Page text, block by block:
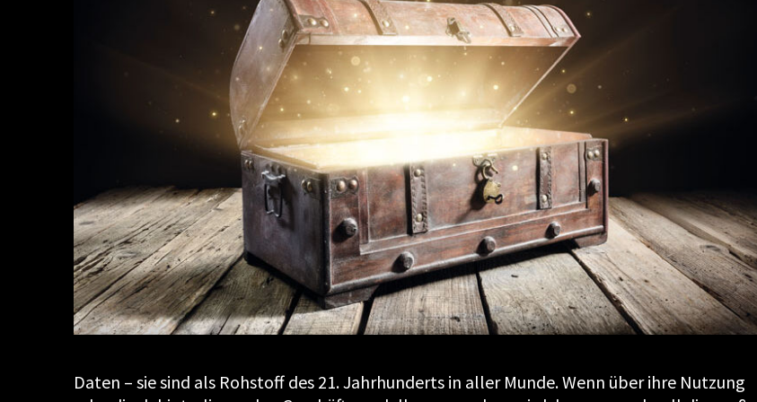
Daten – sie sind als Rohstoff des 21. Jahrhunderts in aller Munde. Wenn über ihre Nutzung